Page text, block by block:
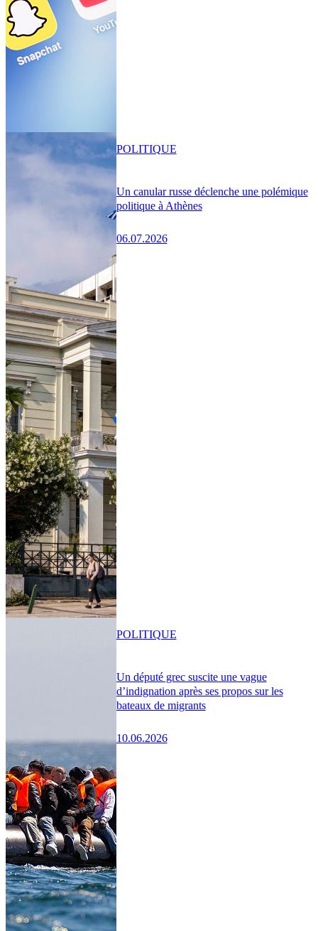
Un canular russe déclenche une polémique
politique à Athènes
06.07.2026
POLITIQUE
Un député grec suscite une vague
d’indignation après ses propos sur les
bateaux de migrants
10.06.2026
POLITIQUE